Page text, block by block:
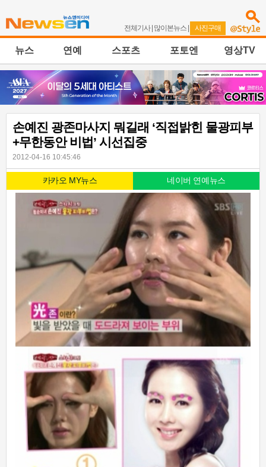
전체기사| 많이본뉴스 | 사진구매
뉴스 연예 스포츠 포토엔 영상TV
손예진 광존마사지 뭐길래 ‘직접밝힌 물광피부
+무한동안 비법’ 시선집중
2012-04-16 10:45:46
카카오 MY뉴스 네이버 연예뉴스